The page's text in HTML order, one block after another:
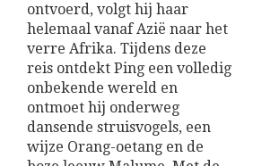
ontvoerd, volgt hij haar
helemaal vanaf Azië naar het
verre Afrika. Tijdens deze
reis ontdekt Ping een volledig
onbekende wereld en
ontmoet hij onderweg
dansende struisvogels, een
wijze Orang-oetang en de